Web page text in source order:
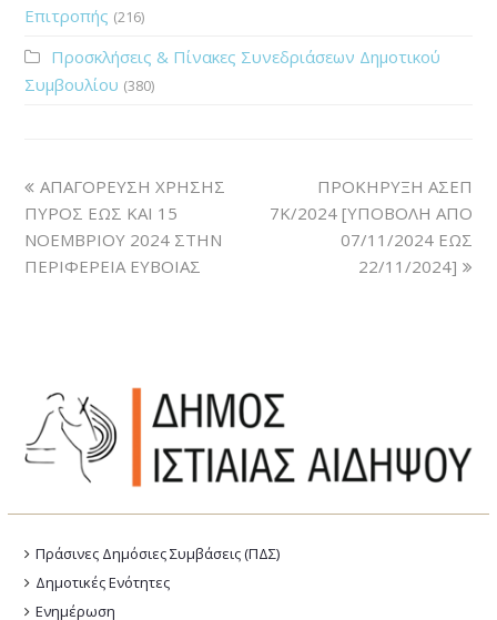
Επιτροπής (216)
Προσκλήσεις & Πίνακες Συνεδριάσεων Δημοτικού
Συμβουλίου (380)
ΑΠΑΓΟΡΕΥΣΗ ΧΡΗΣΗΣ
ΠΥΡΟΣ ΕΩΣ ΚΑΙ 15
ΝΟΕΜΒΡΙΟΥ 2024 ΣΤΗΝ
ΠΕΡΙΦΕΡΕΙΑ ΕΥΒΟΙΑΣ
ΠΡΟΚΗΡΥΞΗ ΑΣΕΠ
7Κ/2024 [ΥΠΟΒΟΛΗ ΑΠΟ
07/11/2024 ΕΩΣ
22/11/2024]
Πράσινες Δημόσιες Συμβάσεις (ΠΔΣ)
Δημοτικές Ενότητες
Ενημέρωση